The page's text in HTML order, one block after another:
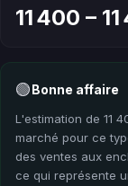
11 400 –
🟢Bonne affaire
L'estimation de 11
marché pour ce
des ventes aux
ce qui représente